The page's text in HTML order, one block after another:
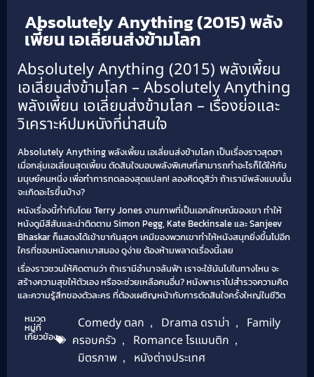
Absolutely Anything (2015) พลัง
เพี้ยน เอเลี่ยนส่งข้ามโลก
Absolutely Anything (2015) พลังเพี้ยน
เอเลี่ยนส่งข้ามโลก – Absolutely Anything
พลังเพี้ยน เอเลี่ยนส่งข้ามโลก – เรื่องย่อและ
วิเคราะห์ปมหนังที่น่าสนใจ
Absolutely Anything พลังเพี้ยน เอเลี่ยนส่งข้ามโลก เป็นเรื่องราวสุดฮา
เมื่อกลุ่มเอเลี่ยนสุดเพี้ยน ตัดสินใจมอบพลังพิเศษที่สามารถทำอะไรก็ได้ให้กับ
มนุษย์คนหนึ่ง เพื่อทำการทดลองสุดแปลก! ลองคิดดูสิว่า ถ้าเรามีพลังแบบนั้น
จะเกิดอะไรขึ้นบ้าง?
หนังเรื่องนี้กำกับโดย Terry Jones งานภาพที่เป็นเอกลักษณ์ของเขา ทำให้
หนังดูมีสีสันและน่าติดตาม Simon Pegg, Kate Beckinsale และ Sanjeev
Bhaskar ก็แสดงได้เข้าขากันสุดๆ เคมีของพวกเขาทำให้หนังสนุกยิ่งขึ้นไปอีก
ใครที่ชอบหนังตลกเบาสมอง ดูง่าย ต้องห้ามพลาดเรื่องนี้เลย
เรื่องราวชวนให้คิดตามว่า ถ้าเรามีอำนาจล้นฟ้า เราจะใช้มันไปในทางไหน จะ
สร้างความสุขให้ตัวเอง หรือจะช่วยเหลือคนอื่น? หนังพาเราไปสำรวจความคิด
และความรู้สึกของตัวละคร ที่ต้องเผชิญหน้ากับการตัดสินใจครั้งใหญ่ในชีวิต
หมวด
หมู่ที่
เกี่ยวข้อง
Comedy ตลก , Drama ดราม่า ,
Family
ครอบครัว , Romance โรแมนติก ,
มิตรภาพ , หนังต่างประเทศ